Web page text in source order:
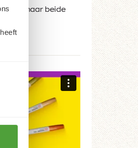
naar beide